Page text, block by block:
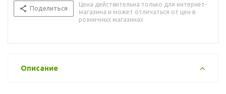
Поделиться
Цена действительна только для интернет-
магазина и может отличаться от цен в
розничных магазинах
Описание